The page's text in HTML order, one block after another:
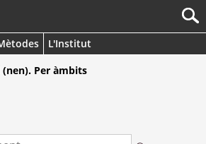
L'Institut
Per àmbits